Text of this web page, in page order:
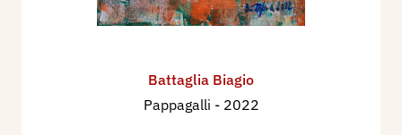
Battaglia Biagio
Pappagalli - 2022